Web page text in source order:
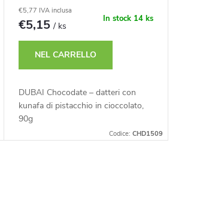
€5,77 IVA inclusa
€5,15/ ks
In stock 14 ks
NEL CARRELLO
DUBAI Chocodate – datteri con
kunafa di pistacchio in cioccolato,
90g
Codice: CHD1509